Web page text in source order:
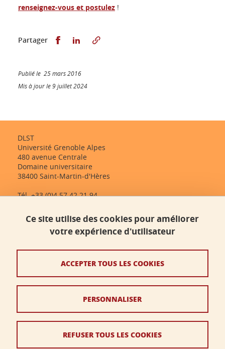
renseignez-vous et postulez !
Partager Partager sur Facebook
Partager sur LinkedIn
Publié le 25 mars 2016
Mis à jour le 9 juillet 2024
DLST
Université Grenoble Alpes
480 avenue Centrale
Domaine universitaire
38400 Saint-Martin-d'Hères
Tél. +33 (0)4 57 42 21 94
Crédits
Données personnelles
Politique des cookies
Ce site utilise des cookies pour améliorer
votre expérience d'utilisateur
ACCEPTER TOUS LES COOKIES
REFUSER TOUS LES COOKIES
PERSONNALISER